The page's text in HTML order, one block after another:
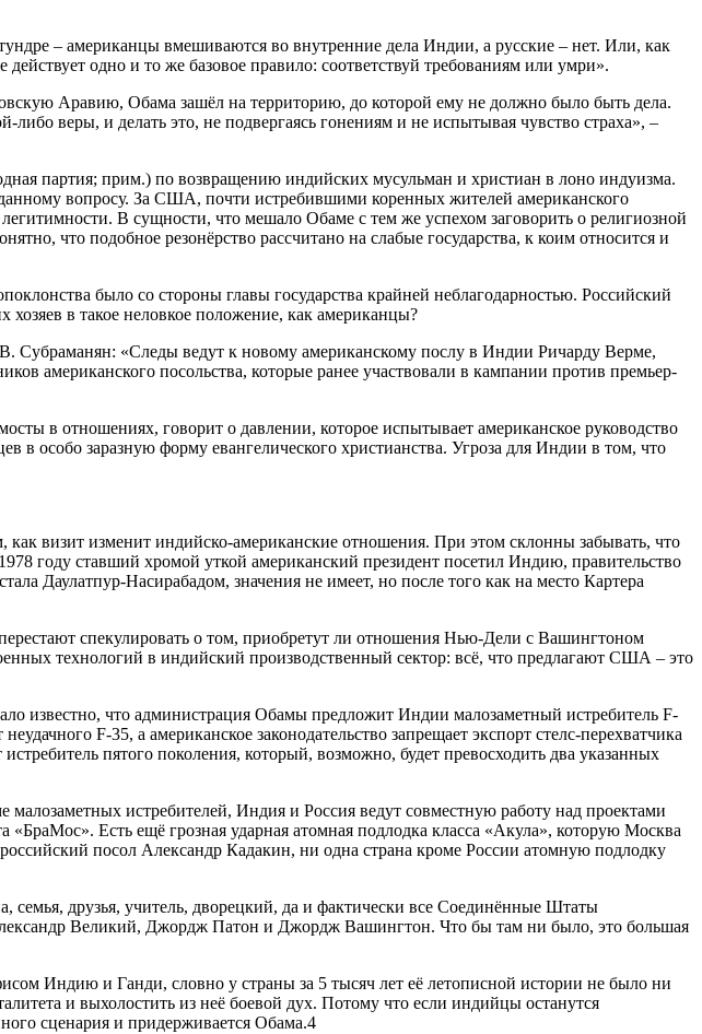
– американцы вмешиваются во внутренние дела Индии, а русские – нет. Или, как
одно и то же базовое правило: соответствуй требованиям или умри».
Аравию, Обама зашёл на территорию, до которой ему не должно было быть дела.
веры, и делать это, не подвергаясь гонениям и не испытывая чувство страха», –
партия; прим.) по возвращению индийских мусульман и христиан в лоно индуизма.
вопросу. За США, почти истребившими коренных жителей американского
В сущности, что мешало Обаме с тем же успехом заговорить о религиозной
что подобное резонёрство рассчитано на слабые государства, к коим относится и
было со стороны главы государства крайней неблагодарностью. Российский
в такое неловкое положение, как американцы?
Субраманян: «Следы ведут к новому американскому послу в Индии Ричарду Верме,
американского посольства, которые ранее участвовали в кампании против премьер-
в отношениях, говорит о давлении, которое испытывает американское руководство
в особо заразную форму евангелического христианства. Угроза для Индии в том, что
визит изменит индийско-американские отношения. При этом склонны забывать, что
году ставший хромой уткой американский президент посетил Индию, правительство
Даулатпур-Насирабадом, значения не имеет, но после того как на место Картера
спекулировать о том, приобретут ли отношения Нью-Дели с Вашингтоном
технологий в индийский производственный сектор: всё, что предлагают США – это
известно, что администрация Обамы предложит Индии малозаметный истребитель F-
F-35, а американское законодательство запрещает экспорт стелс-перехватчика
пятого поколения, который, возможно, будет превосходить два указанных
истребителей, Индия и Россия ведут совместную работу над проектами
Есть ещё грозная ударная атомная подлодка класса «Акула», которую Москва
посол Александр Кадакин, ни одна страна кроме России атомную подлодку
друзья, учитель, дворецкий, да и фактически все Соединённые Штаты
Великий, Джордж Патон и Джордж Вашингтон. Что бы там ни было, это большая
Индию и Ганди, словно у страны за 5 тысяч лет её летописной истории не было ни
и выхолостить из неё боевой дух. Потому что если индийцы останутся
сценария и придерживается Обама.4